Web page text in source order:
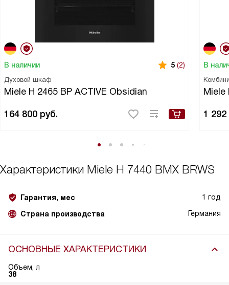
В наличии 5 (2)
Духовой шкаф
Miele H 2465 BP ACTIVE Obsidian
164 800 руб.
В
Miele
1 292
Характеристики Miele H 7440 BMX BRWS
Гарантия, мес 1 год
Страна производства Германия
ОСНОВНЫЕ ХАРАКТЕРИСТИКИ
Объем, л
38